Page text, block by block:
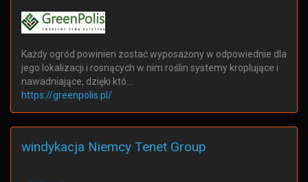
Każdy ogród powinien zostać wyposażony w odpowiednie dla
jego lokalizacji i rosnących w nim roślin systemy kroplujące i
nawadniające, dzięki któ…
https://greenpolis.pl/
windykacja Niemcy Tenet Group